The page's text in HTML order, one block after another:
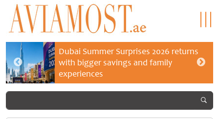
Dubai Summer Surprises 2026 returns
with bigger savings and family
experiences